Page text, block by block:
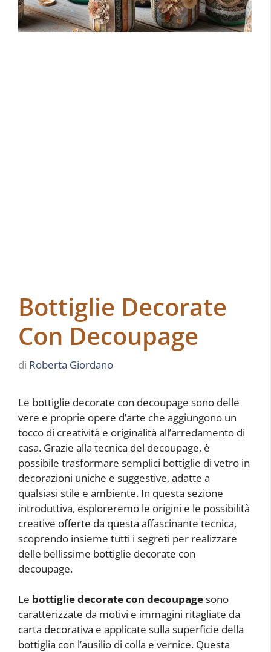
Bottiglie Decorate
Con Decoupage
di Roberta Giordano
Le bottiglie decorate con decoupage sono delle
vere e proprie opere d’arte che aggiungono un
tocco di creatività e originalità all’arredamento di
casa. Grazie alla tecnica del decoupage, è
possibile trasformare semplici bottiglie di vetro in
decorazioni uniche e suggestive, adatte a
qualsiasi stile e ambiente. In questa sezione
introduttiva, esploreremo le origini e le possibilità
creative offerte da questa affascinante tecnica,
scoprendo insieme tutti i segreti per realizzare
delle bellissime bottiglie decorate con
decoupage.
Le bottiglie decorate con decoupagesono
caratterizzate da motivi e immagini ritagliate da
carta decorativa e applicate sulla superficie della
bottiglia con l’ausilio di colla e vernice. Questa